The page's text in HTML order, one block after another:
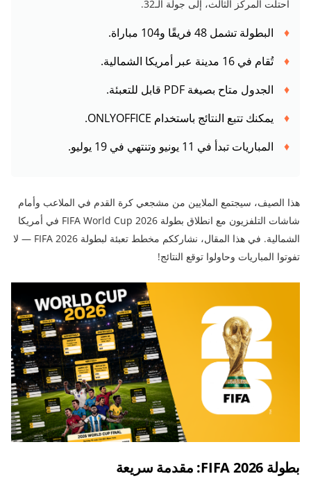
احتلت المركز الثالث، إلى جولة الـ32.
البطولة تشمل 48 فريقًا و104 مباراة.
تُقام في 16 مدينة عبر أمريكا الشمالية.
الجدول متاح بصيغة PDF قابل للتعبئة.
يمكنك تتبع النتائج باستخدام ONLYOFFICE.
المباريات تبدأ في 11 يونيو وتنتهي في 19 يوليو.
هذا الصيف، سيجتمع الملايين من مشجعي كرة القدم في الملاعب وأمام
شاشات التلفزيون مع انطلاق بطولة FIFA World Cup 2026 في أمريكا
الشمالية. في هذا المقال، نشارككم مخطط تعبئة لبطولة FIFA 2026 — لا
تفوتوا المباريات وحاولوا توقع النتائج!
بطولة FIFA 2026: مقدمة سريعة